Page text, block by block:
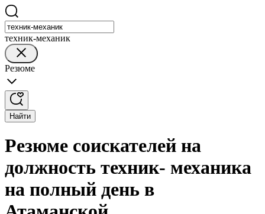
техник-механик
Резюме
Найти
Резюме соискателей на
должность техник- механика
на полный день в